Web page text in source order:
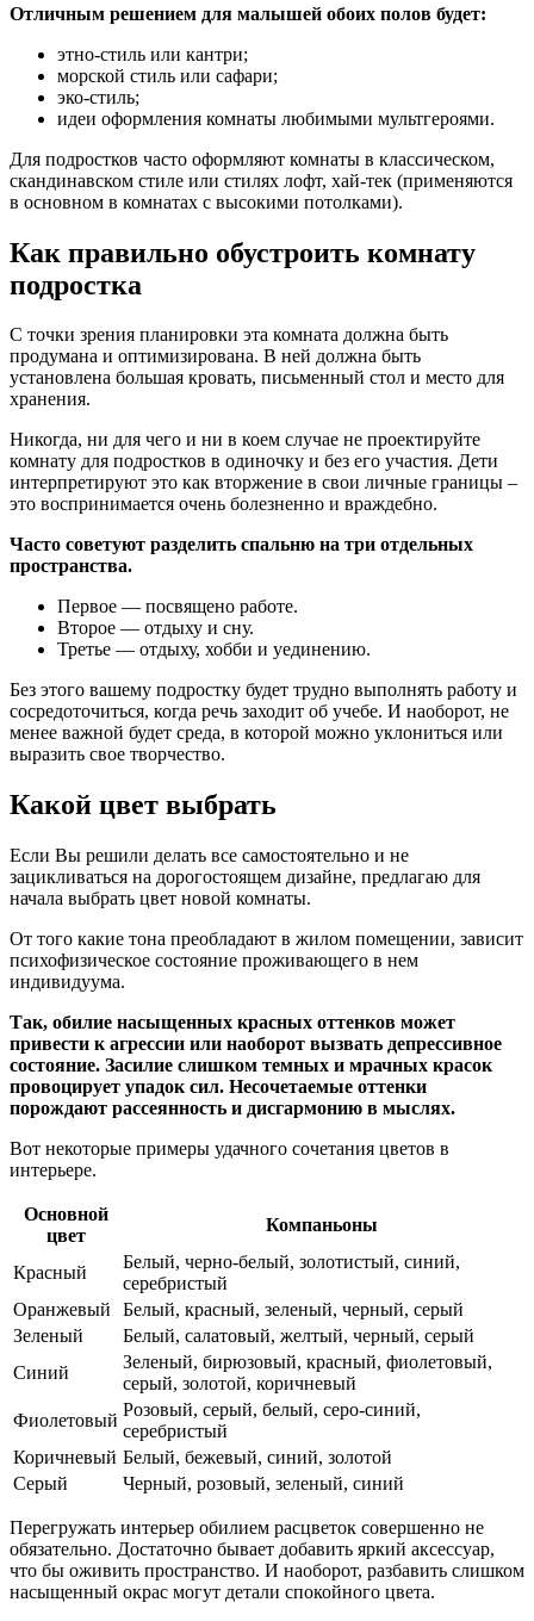
Отличным решением для малышей обоих полов будет:
этно-стиль или кантри;
морской стиль или сафари;
эко-стиль;
идеи оформления комнаты любимыми мультгероями.
Для подростков часто оформляют комнаты в классическом,
скандинавском стиле или стилях лофт, хай-тек (применяются
в основном в комнатах с высокими потолками).
Как правильно обустроить комнату
подростка
С точки зрения планировки эта комната должна быть
продумана и оптимизирована. В ней должна быть
установлена большая кровать, письменный стол и место для
хранения.
Никогда, ни для чего и ни в коем случае не проектируйте
комнату для подростков в одиночку и без его участия. Дети
интерпретируют это как вторжение в свои личные границы –
это воспринимается очень болезненно и враждебно.
Часто советуют разделить спальню на три отдельных
пространства.
Первое — посвящено работе.
Второе — отдыху и сну.
Третье — отдыху, хобби и уединению.
Без этого вашему подростку будет трудно выполнять работу и
сосредоточиться, когда речь заходит об учебе. И наоборот, не
менее важной будет среда, в которой можно уклониться или
выразить свое творчество.
Какой цвет выбрать
Если Вы решили делать все самостоятельно и не
зацикливаться на дорогостоящем дизайне, предлагаю для
начала выбрать цвет новой комнаты.
От того какие тона преобладают в жилом помещении, зависит
психофизическое состояние проживающего в нем
индивидуума.
Так, обилие насыщенных красных оттенков может
привести к агрессии или наоборот вызвать депрессивное
состояние. Засилие слишком темных и мрачных красок
провоцирует упадок сил. Несочетаемые оттенки
порождают рассеянность и дисгармонию в мыслях.
Вот некоторые примеры удачного сочетания цветов в
интерьере.
Основной
цвет
Компаньоны
Красный
Белый, черно-белый, золотистый, синий,
серебристый
Оранжевый
Белый, красный, зеленый, черный, серый
Зеленый
Белый, салатовый, желтый, черный, серый
Синий
Зеленый, бирюзовый, красный, фиолетовый,
серый, золотой, коричневый
Фиолетовый
Розовый, серый, белый, серо-синий,
серебристый
Коричневый Белый, бежевый, синий, золотой
Серый
Черный, розовый, зеленый, синий
Перегружать интерьер обилием расцветок совершенно не
обязательно. Достаточно бывает добавить яркий аксессуар,
что бы оживить пространство. И наоборот, разбавить слишком
насыщенный окрас могут детали спокойного цвета.